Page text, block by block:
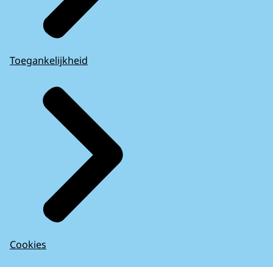
Toegankelijkheid
Cookies